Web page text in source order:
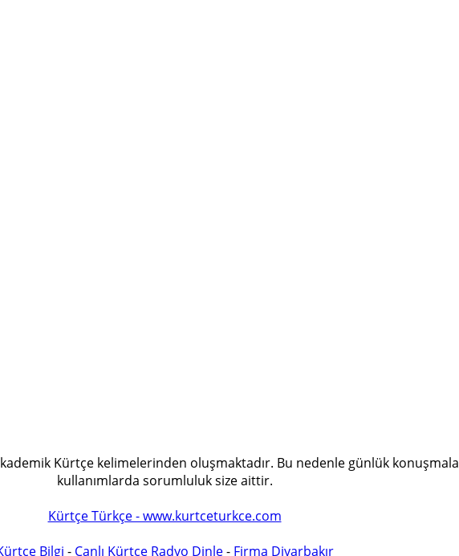
Kürtçe kelimelerinden oluşmaktadır. Bu nedenle günlük
kullanımlarda sorumluluk size aittir.
Kürtçe Türkçe - www.kurtceturkce.com
Bilgi - Canlı Kürtçe Radyo Dinle- Firma Diyarbakır